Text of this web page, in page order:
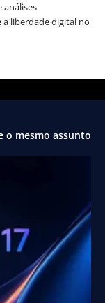
análises
liberdade digital no
o mesmo assunto